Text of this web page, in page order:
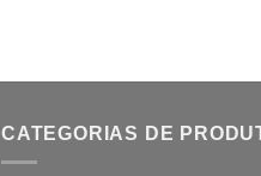
CATEGORIAS DE